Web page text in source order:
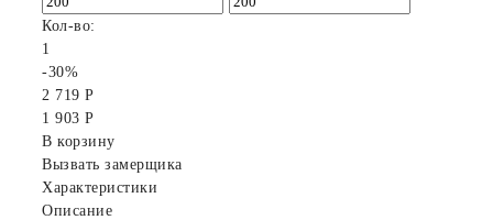
Кол-во:
1
-30%
2 719 Р
1 903 Р
В корзину
Вызвать замерщика
Характеристики
Описание